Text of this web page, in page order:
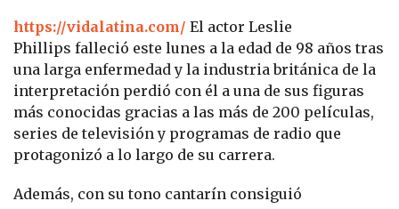
https://vidalatina.com/ El actor Leslie
Phillips falleció este lunes a la edad de 98 años tras
una larga enfermedad y la industria británica de la
interpretación perdió con él a una de sus figuras
más conocidas gracias a las más de 200 películas,
series de televisión y programas de radio que
protagonizó a lo largo de su carrera.
Además, con su tono cantarín consiguió